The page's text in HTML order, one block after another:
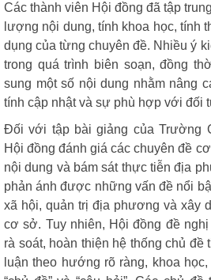
Các thành viên Hội đồng đã tập
lượng nội dung, tính khoa học, tính
dụng của từng chuyên đề. Nhiều ý
trong quá trình biên soạn, đồng
sung một số nội dung nhằm nâng
tính cập nhật và sự phù hợp với đối
Đối với tập bài giảng của Trường
Hội đồng đánh giá các chuyên đề
nội dung và bám sát thực tiễn địa
phản ánh được những vấn đề nổi
xã hội, quản trị địa phương và xây
cơ sở. Tuy nhiên, Hội đồng đề
rà soát, hoàn thiện hệ thống chủ đề
luận theo hướng rõ ràng, khoa